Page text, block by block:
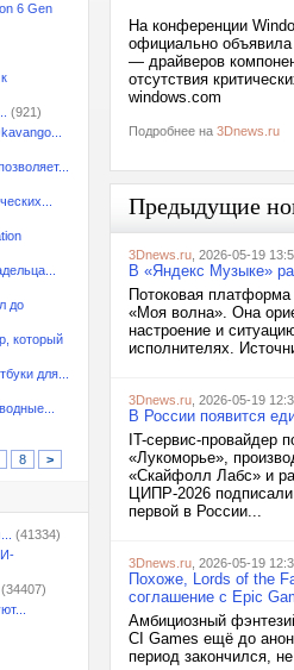
6 Gen
(921)
до
который
для...
8 >
(41334)
(34407)
На конференции
официально
— драйверов
отсутствия
windows.com
Подробнее на 3Dnews.ru
Предыдущие
3Dnews.ru , 2026-05-19
В «Яндекс Музыке»
Потоковая
«Моя волна». Она
настроение и
исполнителях.
3Dnews.ru , 2026-05-19
В России появится
IT-сервис-провайдер
«Лукоморье»,
«Скайфолл Лабс» и
ЦИПР-2026 подписали
первой в России...
3Dnews.ru , 2026-05-19
Похоже, Lords of the
соглашение с Epic
Амбициозный
CI Games ещё до
период закончился,